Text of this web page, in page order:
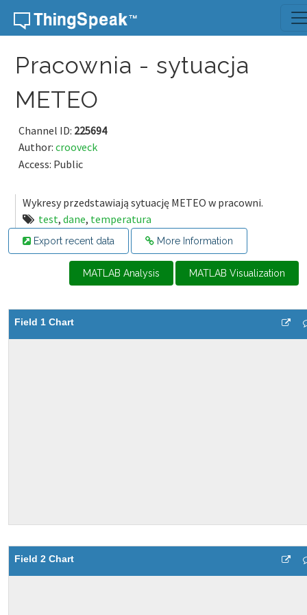
Skip to content
Pracownia - sytuacja
METEO
Channel ID: 225694
Author: crooveck
Access: Public
Wykresy przedstawiają sytuację METEO w pracowni.
test, dane, temperatura
Export recent data More Information
MATLAB Analysis MATLAB Visualization
Field 1 Chart
Field 2 Chart